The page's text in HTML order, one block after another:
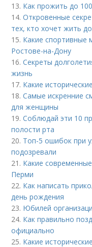
13. Как прожить до
14.Откровенные
тех, кто хочет жить
15. Какие спортивные
Ростове-на-Дону
16.Секреты
жизнь
17. Какие
18.Самые искренние
для женщины
19.Соблюдай эти 10
полости рта
20. Топ-5 ошибок при
подозревали
21. Какие
Перми
22. Как написать
день рождения
23. Юбилей
24. Как правильно
официально
25. Какие